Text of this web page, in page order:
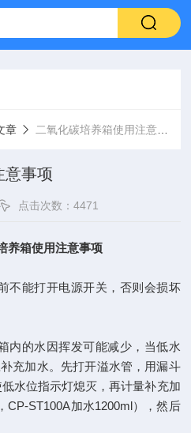
章 二氧化碳培养箱使用注意事项
意事项
点击次数：4471
箱使用注意事项
能打开电源开关，否则会损坏
的水因挥发可能减少，当低水
充加水。先打开溢水管，用漏斗
水位指示灯熄灭，再计量补充加
CP-ST100A加水1200ml），然后